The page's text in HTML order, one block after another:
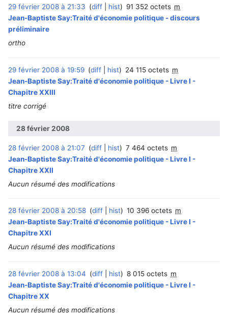
29 février 2008 à 21:33 diff hist 91 352 octets m
Jean-Baptiste Say:Traité d'économie politique - discours
préliminaire
ortho
29 février 2008 à 19:59 diff hist 24 115 octets m
Jean-Baptiste Say:Traité d'économie politique - Livre I -
Chapitre XXIII
titre corrigé
28 février 2008
28 février 2008 à 21:07 diff hist 7 464 octets m
Jean-Baptiste Say:Traité d'économie politique - Livre I -
Chapitre XXII
Aucun résumé des modifications
28 février 2008 à 20:58 diff hist 10 396 octets m
Jean-Baptiste Say:Traité d'économie politique - Livre I -
Chapitre XXI
Aucun résumé des modifications
28 février 2008 à 13:04 diff hist 8 015 octets m
Jean-Baptiste Say:Traité d'économie politique - Livre I -
Chapitre XX
Aucun résumé des modifications